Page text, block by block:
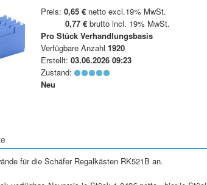
Preis:0,65 € netto excl.19% MwSt.
0,77 € brutto incl. 19% MwSt.
Pro Stück Verhandlungsbasis
Verfügbare Anzahl1920
Erstellt:03.06.2026 09:23
Zustand:
Neu
für die Schäfer Regalkästen RK521B an.